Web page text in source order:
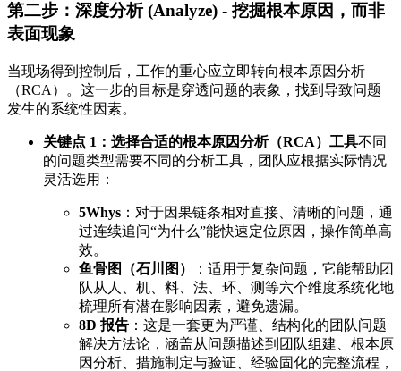
第二步：深度分析 (Analyze) - 挖掘根本原因，而非
表面现象
当现场得到控制后，工作的重心应立即转向根本原因分析
（RCA）。这一步的目标是穿透问题的表象，找到导致问题
发生的系统性因素。
关键点 1：选择合适的根本原因分析（RCA）工具不同
的问题类型需要不同的分析工具，团队应根据实际情况
灵活选用：
5Whys ：对于因果链条相对直接、清晰的问题，通
过连续追问“为什么”能快速定位原因，操作简单高
效。
鱼骨图（石川图）
：适用于复杂问题，它能帮助团
队从人、机、料、法、环、测等六个维度系统化地
梳理所有潜在影响因素，避免遗漏。
8D 报告 ：这是一套更为严谨、结构化的团队问题
解决方法论，涵盖从问题描述到团队组建、根本原
因分析、措施制定与验证、经验固化的完整流程，